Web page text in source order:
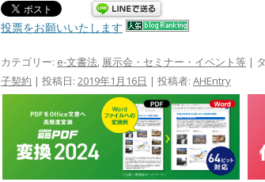
投票をお願いいたします
カテゴリー: e-文書法, 展示会・セミナー・イベント等 |
子契約 | 投稿日: 2019年1月16日 | 投稿者: AHEntry